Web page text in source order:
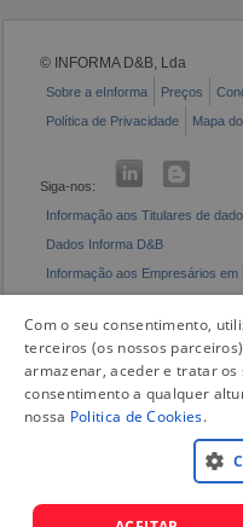
© INFORMA D&B, Lda
Sobre a eInforma Preços
Política de Privacidade
Mapa
Siga-nos:
Informação aos Titulares de
Dados Informa D&B
Informação aos Empresários em
Com o seu consentimento,
terceiros (os nossos
armazenar, aceder e tratar os
consentimento a qualquer
nossa Politica de Cookies.